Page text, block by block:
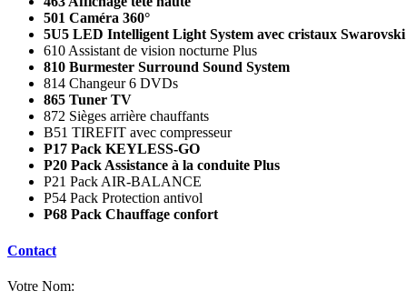
501 Caméra 360°
5U5 LED Intelligent Light System avec cristaux Swarovski
610 Assistant de vision nocturne Plus
810 Burmester Surround Sound System
814 Changeur 6 DVDs
865 Tuner TV
872 Sièges arrière chauffants
B51 TIREFIT avec compresseur
P17 Pack KEYLESS-GO
P20 Pack Assistance à la conduite Plus
P21 Pack AIR-BALANCE
P54 Pack Protection antivol
P68 Pack Chauffage confort
Contact
Votre Nom: